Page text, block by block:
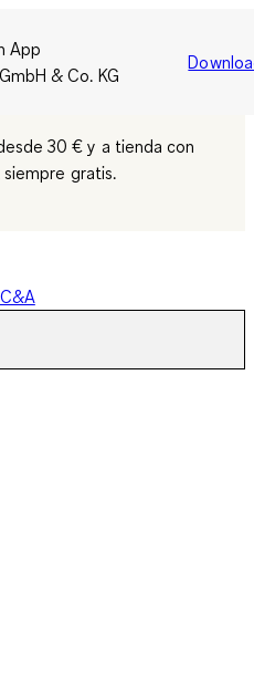
App
& Co. KG
30 € y a tienda con
gratis.